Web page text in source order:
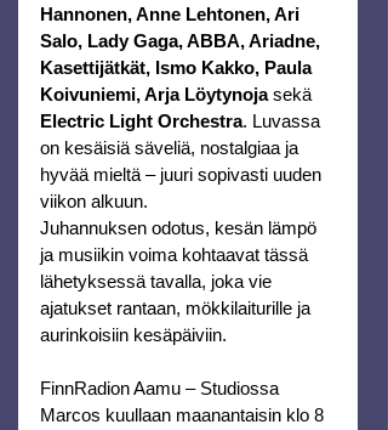
Hannonen, Anne Lehtonen, Ari
Salo, Lady Gaga, ABBA, Ariadne,
Kasettijätkät, Ismo Kakko, Paula
Koivuniemi, Arja Löytynoja sekä
Electric Light Orchestra. Luvassa
on kesäisiä säveliä, nostalgiaa ja
hyvää mieltä – juuri sopivasti uuden
viikon alkuun.
Juhannuksen odotus, kesän lämpö
ja musiikin voima kohtaavat tässä
lähetyksessä tavalla, joka vie
ajatukset rantaan, mökkilaiturille ja
aurinkoisiin kesäpäiviin.
FinnRadion Aamu – Studiossa
Marcos kuullaan maanantaisin klo 8